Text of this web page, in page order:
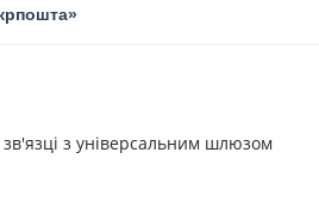
з універсальним шлюзом